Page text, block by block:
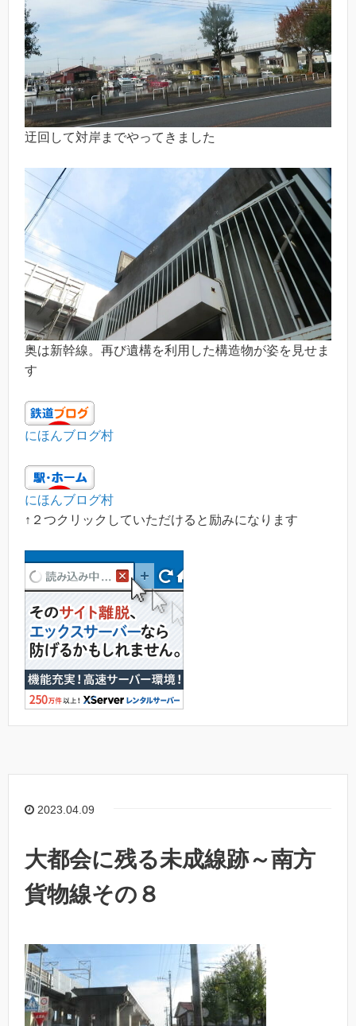
迂回して対岸までやってきました
奥は新幹線。再び遺構を利用した構造物が姿を見せま
す
にほんブログ村
にほんブログ村
↑２つクリックしていただけると励みになります
2023.04.09
大都会に残る未成線跡～南方
貨物線その８